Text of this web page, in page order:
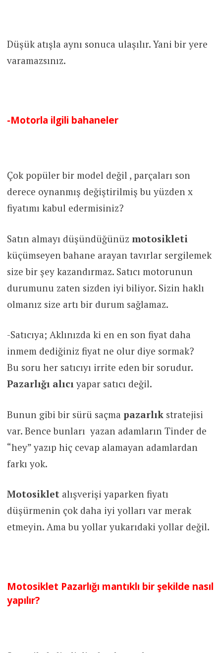
Düşük atışla aynı sonuca ulaşılır. Yani bir yere
varamazsınız.
-Motorla ilgili bahaneler
Çok popüler bir model değil , parçaları son
derece oynanmış değiştirilmiş bu yüzden x
fiyatımı kabul edermisiniz?
Satın almayı düşündüğünüz motosikleti
küçümseyen bahane arayan tavırlar sergilemek
size bir şey kazandırmaz. Satıcı motorunun
durumunu zaten sizden iyi biliyor. Sizin haklı
olmanız size artı bir durum sağlamaz.
-Satıcıya; Aklınızda ki en en son fiyat daha
inmem dediğiniz fiyat ne olur diye sormak?
Bu soru her satıcıyı irrite eden bir sorudur.
Pazarlığı alıcıyapar satıcı değil.
Bunun gibi bir sürü saçma pazarlık stratejisi
var. Bence bunları yazan adamların Tinder de
“hey” yazıp hiç cevap alamayan adamlardan
farkı yok.
Motosikletalışverişi yaparken fiyatı
düşürmenin çok daha iyi yolları var merak
etmeyin. Ama bu yollar yukarıdaki yollar değil.
Motosiklet Pazarlığı mantıklı bir şekilde nasıl
yapılır?